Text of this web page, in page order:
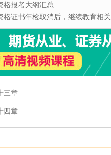
格报考大纲汇总
证书年检取消后，继续教育相关问题解答
三章
四章